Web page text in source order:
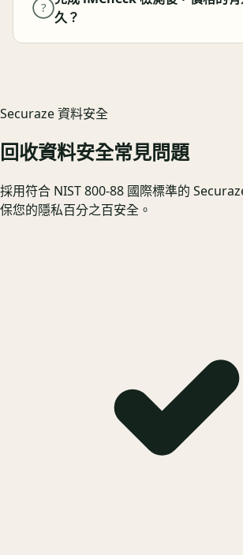
?
久？
Securaze 資料安全
回收資料安全常見問題
採用符合 NIST 800-88 國際標準的
保您的隱私百分之百安全。